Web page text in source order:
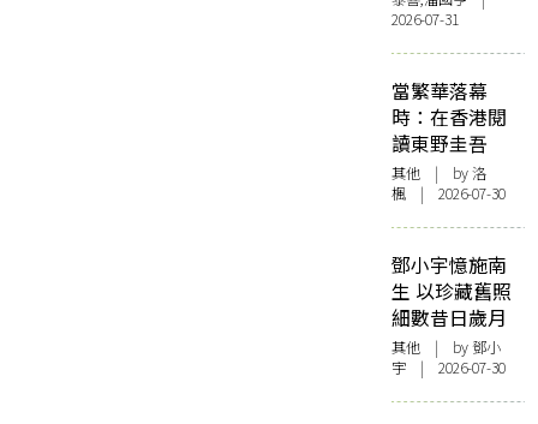
2026-07-31
當繁華落幕
時：在香港閱
讀東野圭吾
其他 | by洛
楓 | 2026-07-30
鄧小宇憶施南
生 以珍藏舊照
細數昔日歲月
其他 | by 鄧小
宇 | 2026-07-30